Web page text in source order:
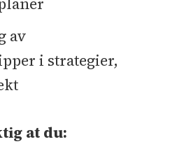
av
i strategier,
at du: